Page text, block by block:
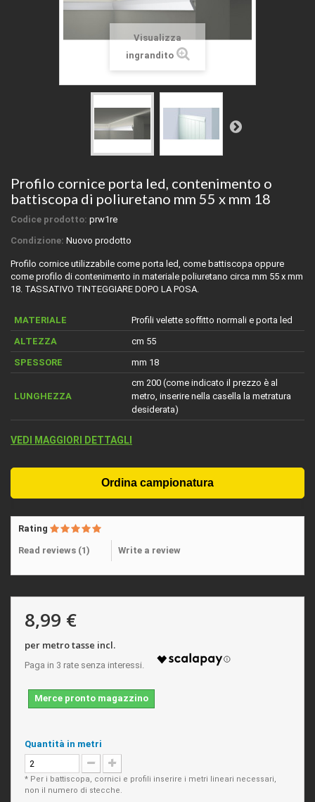
Visualizza
ingrandito
Profilo cornice porta led, contenimento o
battiscopa di poliuretano mm 55 x mm 18
Codice prodotto: prw1re
Condizione: Nuovo prodotto
Profilo cornice utilizzabile come porta led, come battiscopa oppure
come profilo di contenimento in materiale poliuretano circa mm 55 x mm
18. TASSATIVO TINTEGGIARE DOPO LA POSA.
MATERIALE
Profili velette soffitto normali e porta led
ALTEZZA
cm 55
SPESSORE
mm 18
LUNGHEZZA
cm 200 (come indicato il prezzo è al
metro, inserire nella casella la metratura
desiderata)
VEDI MAGGIORI DETTAGLI
Rating
Read reviews (1) Write a review
8,99 €
per metro tasse incl.
Merce pronto magazzino
Quantità in metri
* Per i battiscopa, cornici e profili inserire i metri lineari necessari,
non il numero di stecche.